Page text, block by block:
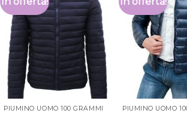
PIUMINO UOMO 100 GRAMMI PIUMINO UOMO